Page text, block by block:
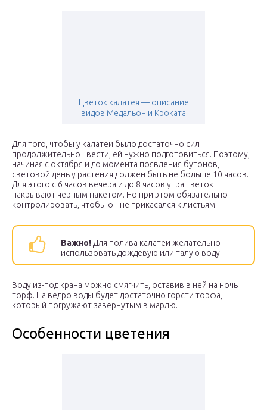
Цветок калатея — описание
видов Медальон и Кроката
Для того, чтобы у калатеи было достаточно сил
продолжительно цвести, ей нужно подготовиться. Поэтому,
начиная с октября и до момента появления бутонов,
световой день у растения должен быть не больше 10 часов.
Для этого с 6 часов вечера и до 8 часов утра цветок
накрывают чёрным пакетом. Но при этом обязательно
контролировать, чтобы он не прикасался к листьям.
Важно! Для полива калатеи желательно
использовать дождевую или талую воду.
Воду из-под крана можно смягчить, оставив в ней на ночь
торф. На ведро воды будет достаточно горсти торфа,
который погружают завёрнутым в марлю.
Особенности цветения